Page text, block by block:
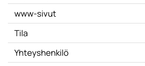
www-sivut
Tila
Yhteyshenkilö